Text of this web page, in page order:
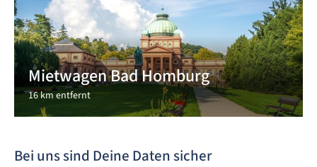
Mietwagen Bad Homburg
16 km entfernt
Bei uns sind Deine Daten sicher